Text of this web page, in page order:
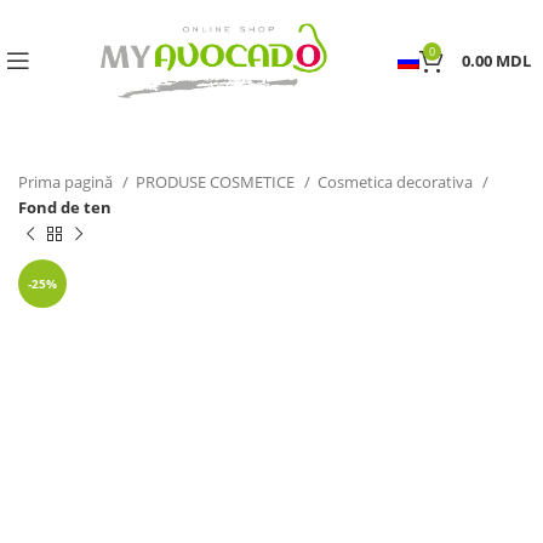
0 0.00 MDL
Prima pagină PRODUSE COSMETICE
Cosmetica decorativa
Fond de ten
-25%